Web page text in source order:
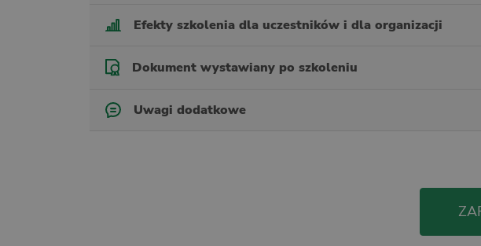
Efekty szkolenia dla uczestników i dla organizacji
Dokument wystawiany po szkoleniu
Uwagi dodatkowe